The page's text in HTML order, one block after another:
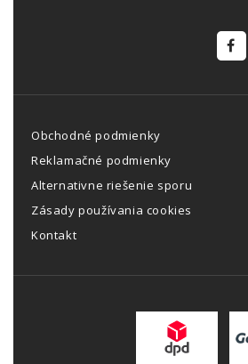
Obchodné podmienky
Reklamačné podmienky
Alternativne riešenie sporu
Zásady používania cookies
Kontakt